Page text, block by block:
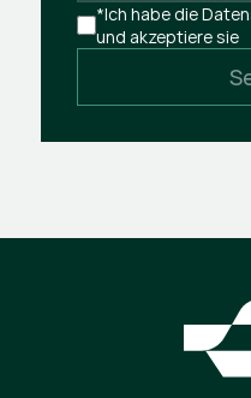
*Ich habe die
und akzeptiere sie